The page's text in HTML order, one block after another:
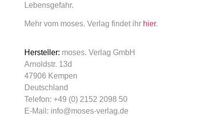
Lebensgefahr.
Mehr vom moses. Verlag findet ihr hier.
Hersteller: moses. Verlag GmbH
Arnoldstr. 13d
47906 Kempen
Deutschland
Telefon: +49 (0) 2152 2098 50
E-Mail: info@moses-verlag.de